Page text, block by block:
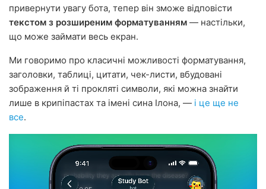
привернути увагу бота, тепер він зможе відповісти
текстом з розширеним форматуванням — настільки,
що може займати весь екран.
Ми говоримо про класичні можливості форматування,
заголовки, таблиці, цитати, чек-листи, вбудовані
зображення й ті прокляті символи, які можна знайти
лише в крипіпастах та імені сина Ілона, — і це ще не
все.